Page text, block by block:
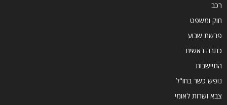
רכב
חוק ומשפט
פרשת שבוע
כתבה ראשית
התיישבות
נופש כשר בחו"ל
צבא ושרות לאומי